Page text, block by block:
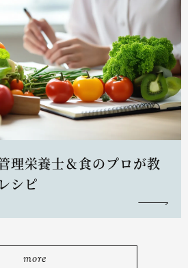
理栄養士＆食のプロが教
シピ
more